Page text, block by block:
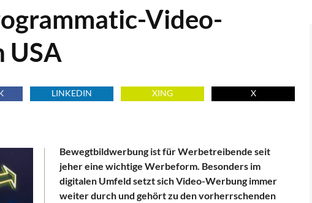
Video-
USA
LINKEDIN XING X
Bewegtbildwerbung ist für Werbetreibende seit
jeher eine wichtige Werbeform. Besonders im
digitalen Umfeld setzt sich Video-Werbung immer
weiter durch und gehört zu den vorherrschenden